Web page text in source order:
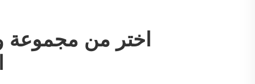
اختر من مجموعة